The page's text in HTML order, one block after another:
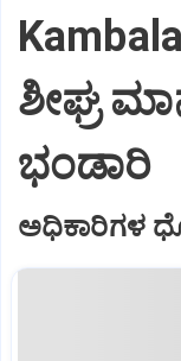
ಶೀಘ್ರ
ಭಂಡಾರಿ
ಅಧಿಕಾರಿಗಳ